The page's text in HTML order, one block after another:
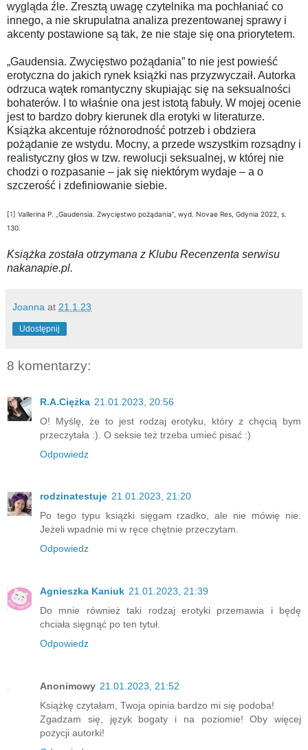
wygląda źle. Zresztą uwagę czytelnika ma pochłaniać co
innego, a nie skrupulatna analiza prezentowanej sprawy i
akcenty postawione są tak, że nie staje się ona priorytetem.
„Gaudensia. Zwycięstwo pożądania” to nie jest powieść
erotyczna do jakich rynek książki nas przyzwyczaił. Autorka
odrzuca wątek romantyczny skupiając się na seksualności
bohaterów. I to właśnie ona jest istotą fabuły. W mojej ocenie
jest to bardzo dobry kierunek dla erotyki w literaturze.
Książka akcentuje różnorodność potrzeb i obdziera
pożądanie ze wstydu. Mocny, a przede wszystkim rozsądny i
realistyczny głos w tzw. rewolucji seksualnej, w której nie
chodzi o rozpasanie – jak się niektórym wydaje – a o
szczerość i zdefiniowanie siebie.
[1] Vallerina P. „Gaudensia. Zwycięstwo pożądania”, wyd. Novae Res, Gdynia 2022, s.
130.
Książka została otrzymana z Klubu Recenzenta serwisu
nakanapie.pl.
Joanna at 21.1.23
Udostępnij
8 komentarzy:
R.A.Ciężka 21.01.2023, 20:56
O! Myślę, że to jest rodzaj erotyku, który z chęcią bym
przeczytała :). O seksie też trzeba umieć pisać :)
Odpowiedz
rodzinatestuje 21.01.2023, 21:20
Po tego typu książki sięgam rzadko, ale nie mówię nie.
Jeżeli wpadnie mi w ręce chętnie przeczytam.
Odpowiedz
Agnieszka Kaniuk 21.01.2023, 21:39
Do mnie również taki rodzaj erotyki przemawia i będę
chciała sięgnąć po ten tytuł.
Odpowiedz
Anonimowy 21.01.2023, 21:52
Książkę czytałam, Twoja opinia bardzo mi się podoba!
Zgadzam się, język bogaty i na poziomie! Oby więcej
pozycji autorki!